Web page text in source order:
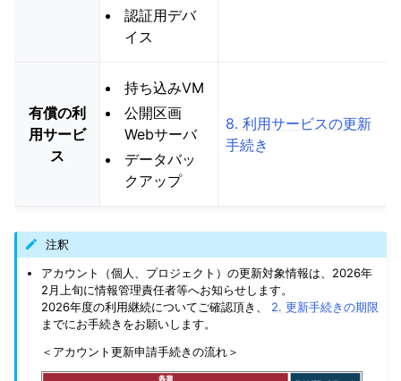
認証用デバ
イス
有償の利
用サービ
ス
持ち込みVM
公開区画
Webサーバ
データバッ
クアップ
8. 利用サービスの更新
手続き
注釈
アカウント（個人、プロジェクト）の更新対象情報は、2026年
2月上旬に情報管理責任者等へお知らせします。
2026年度の利用継続についてご確認頂き、 2. 更新手続きの期限
までにお手続きをお願いします。
＜アカウント更新申請手続きの流れ＞